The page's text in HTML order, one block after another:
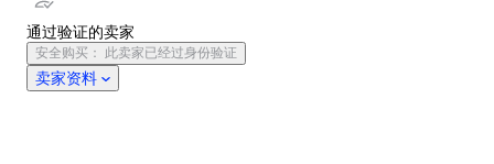
通过验证的卖家
安全购买： 此卖家已经过身份验证
卖家资料